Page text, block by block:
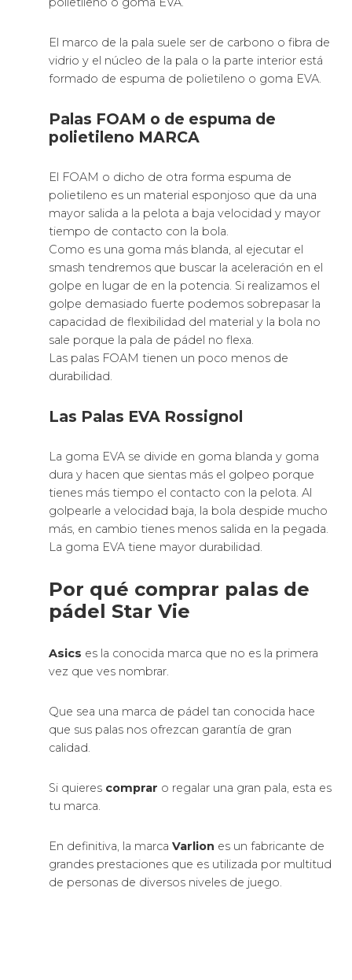
El marco de la pala suele ser de carbono o fibra de
vidrio y el núcleo de la pala o la parte interior está
formado de espuma de polietileno o goma EVA.
Palas FOAM o de espuma de
polietileno MARCA
El FOAM o dicho de otra forma espuma de
polietileno es un material esponjoso que da una
mayor salida a la pelota a baja velocidad y mayor
tiempo de contacto con la bola.
Como es una goma más blanda, al ejecutar el
smash tendremos que buscar la aceleración en el
golpe en lugar de en la potencia. Si realizamos el
golpe demasiado fuerte podemos sobrepasar la
capacidad de flexibilidad del material y la bola no
sale porque la pala de pádel no flexa.
Las palas FOAM tienen un poco menos de
durabilidad.
Las Palas EVA Rossignol
La goma EVA se divide en goma blanda y goma
dura y hacen que sientas más el golpeo porque
tienes más tiempo el contacto con la pelota. Al
golpearle a velocidad baja, la bola despide mucho
más, en cambio tienes menos salida en la pegada.
La goma EVA tiene mayor durabilidad.
Por qué comprar palas de
pádel Star Vie
Asics es la conocida marca que no es la primera
vez que ves nombrar.
Que sea una marca de pádel tan conocida hace
que sus palas nos ofrezcan garantía de gran
calidad.
Si quieres comprar o regalar una gran pala, esta es
tu marca.
En definitiva, la marcaVarlion es un fabricante de
grandes prestaciones que es utilizada por multitud
de personas de diversos niveles de juego.